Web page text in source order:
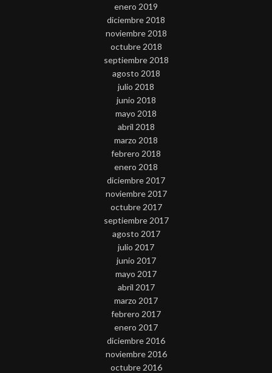
enero 2019
diciembre 2018
noviembre 2018
octubre 2018
septiembre 2018
agosto 2018
julio 2018
junio 2018
mayo 2018
abril 2018
marzo 2018
febrero 2018
enero 2018
diciembre 2017
noviembre 2017
octubre 2017
septiembre 2017
agosto 2017
julio 2017
junio 2017
mayo 2017
abril 2017
marzo 2017
febrero 2017
enero 2017
diciembre 2016
noviembre 2016
octubre 2016